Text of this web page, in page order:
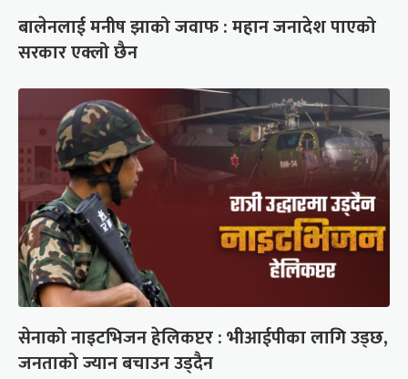
बालेनलाई मनीष झाको जवाफ : महान जनादेश पाएको
सरकार एक्लो छैन
सेनाको नाइटभिजन हेलिकप्टर : भीआईपीका लागि उड्छ,
जनताको ज्यान बचाउन उड्दैन